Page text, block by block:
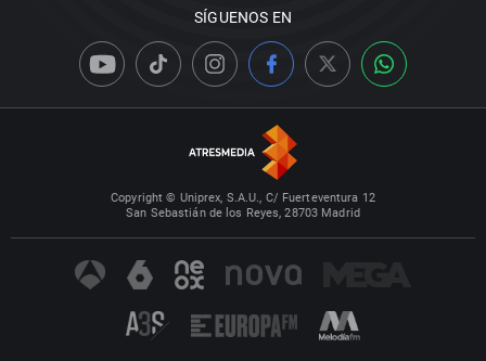
SÍGUENOS EN
Copyright © Uniprex, S.A.U., C/ Fuerteventura 12
San Sebastián de los Reyes, 28703 Madrid